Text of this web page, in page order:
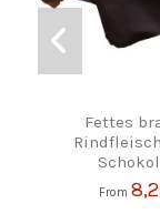
Fettes
From